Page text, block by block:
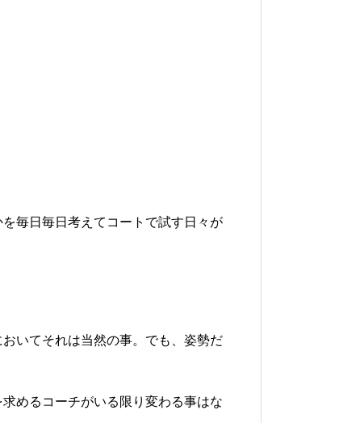
毎日毎日考えてコートで試す日々が
いてそれは当然の事。でも、姿勢だ
めるコーチがいる限り変わる事はな